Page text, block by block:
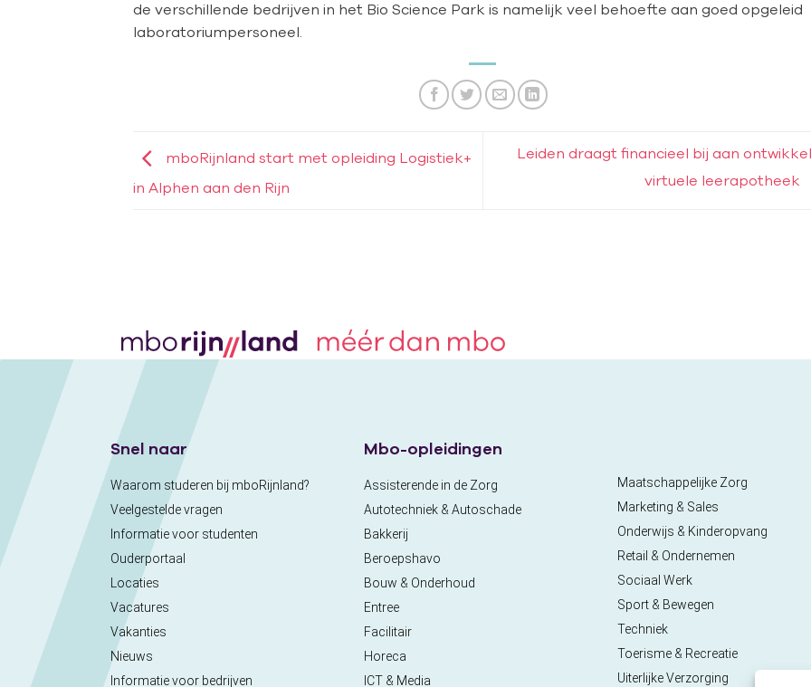
de verschillende bedrijven in het Bio Science Park is namelijk veel behoefte aan goed opgeleid
laboratoriumpersoneel.
mboRijnland start met opleiding Logistiek+
in Alphen aan den Rijn
Leiden draagt financieel bij aan
virtuele leerapotheek
Snel naar
Waarom studeren bij mboRijnland?
Veelgestelde vragen
Informatie voor studenten
Ouderportaal
Locaties
Vacatures
Vakanties
Nieuws
Informatie voor bedrijven
Mbo-opleidingen
Assisterende in de Zorg
Autotechniek & Autoschade
Bakkerij
Beroepshavo
Bouw & Onderhoud
Entree
Facilitair
Horeca
ICT & Media
Maatschappelijke Zorg
Marketing & Sales
Onderwijs & Kinderopvang
Retail & Ondernemen
Sociaal Werk
Sport & Bewegen
Techniek
Toerisme & Recreatie
Uiterlijke Verzorging